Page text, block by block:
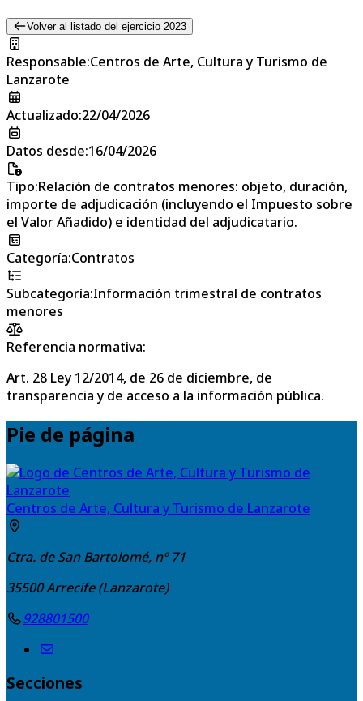
Volver al listado del ejercicio 2023
Responsable:Centros de Arte, Cultura y Turismo de
Lanzarote
Actualizado:22/04/2026
Datos desde:16/04/2026
Tipo:Relación de contratos menores: objeto, duración,
importe de adjudicación (incluyendo el Impuesto sobre
el Valor Añadido) e identidad del adjudicatario.
Categoría:Contratos
Subcategoría:Información trimestral de contratos
menores
Referencia normativa:
Art. 28 Ley 12/2014, de 26 de diciembre, de
transparencia y de acceso a la información pública.
Pie de página
Centros de Arte, Cultura y Turismo de Lanzarote
Ctra. de San Bartolomé, nº 71
35500Arrecife (Lanzarote)
928801500
Secciones